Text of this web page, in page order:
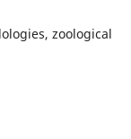
zoological